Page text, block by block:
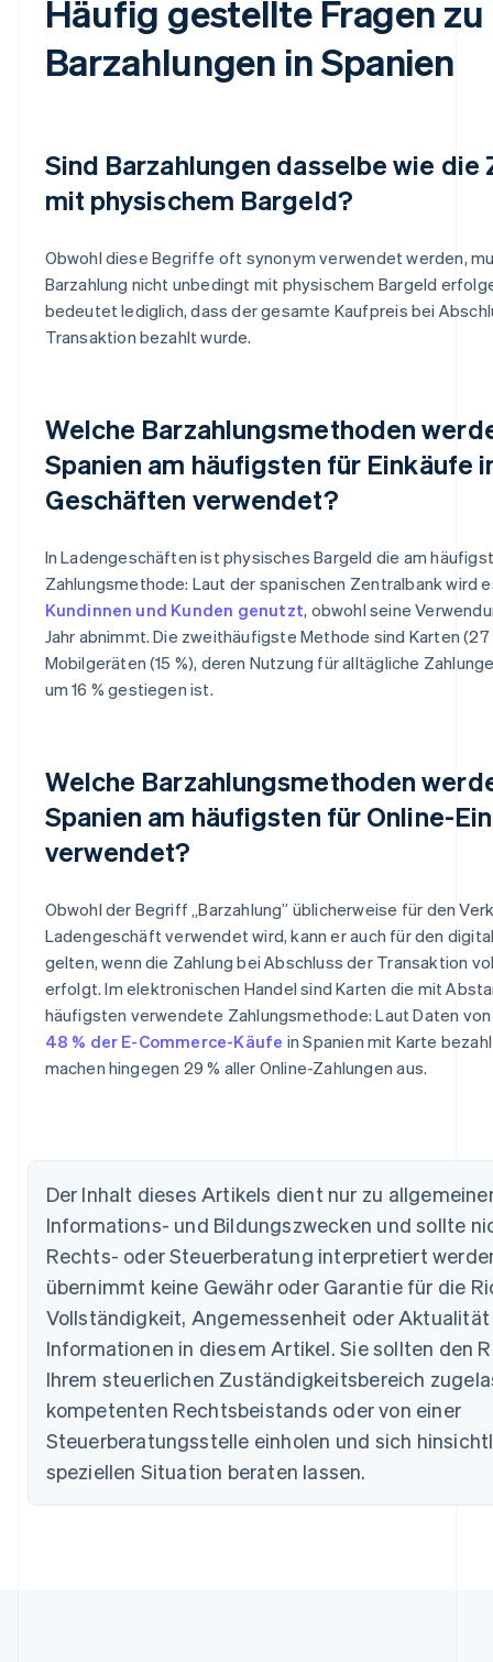
Häufig gestellte Fragen zu
Barzahlungen in Spanien
Sind Barzahlungen dasselbe wie die
mit physischem Bargeld?
Obwohl diese Begriffe oft synonym verwendet werden,
Barzahlung nicht unbedingt mit physischem Bargeld
bedeutet lediglich, dass der gesamte Kaufpreis bei
Transaktion bezahlt wurde.
Welche Barzahlungsmethoden
Spanien am häufigsten für Einkäufe
Geschäften verwendet?
In Ladengeschäften ist physisches Bargeld die am
Zahlungsmethode: Laut der spanischen Zentralbank wird
Kundinnen und Kunden genutzt, obwohl seine
Jahr abnimmt. Die zweithäufigste Methode sind Karten
Mobilgeräten (15 %), deren Nutzung für alltägliche
um 16 % gestiegen ist.
Welche Barzahlungsmethoden
Spanien am häufigsten für Online-
verwendet?
Obwohl der Begriff „Barzahlung” üblicherweise für den
Ladengeschäft verwendet wird, kann er auch für den
gelten, wenn die Zahlung bei Abschluss der Transaktion
erfolgt. Im elektronischen Handel sind Karten die mit
häufigsten verwendete Zahlungsmethode: Laut Daten
48 % der E-Commerce-Käufe in Spanien mit Karte
machen hingegen 29 % aller Online-Zahlungen aus.
Der Inhalt dieses Artikels dient nur zu
Informations- und Bildungszwecken und sollte
Rechts- oder Steuerberatung interpretiert
übernimmt keine Gewähr oder Garantie für die
Vollständigkeit, Angemessenheit oder
Informationen in diesem Artikel. Sie sollten den
Ihrem steuerlichen Zuständigkeitsbereich
kompetenten Rechtsbeistands oder von einer
Steuerberatungsstelle einholen und sich
speziellen Situation beraten lassen.
NederlandsFrançais DeutschEnglish
Brasilien
Bulgarien
English
Dänemark
English
Deutschland
DeutschEnglish
English
Festlandchina
简体中文 English
Finnland
EnglishSvenska